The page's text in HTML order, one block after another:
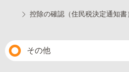
控除の確認（住民税決定通知書
その他